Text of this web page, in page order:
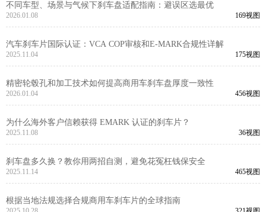
不同车型、场景与气候下刹车盘适配指南：避误区选最优
2026.01.08 169视图
汽车刹车片国际认证：VCA COP审核和E-MARK合规性详解
2025.11.04 175视图
精密轮毂孔和加工技术如何提高商用车刹车盘厚度一致性
2026.01.04 456视图
为什么海外客户信赖获得 EMARK 认证的刹车片？
2025.11.08 36视图
刹车盘多久换？教你用两招自测，避免花冤枉钱保安全
2025.11.14 465视图
根据当地法规选择合规商用车刹车片的全球指南